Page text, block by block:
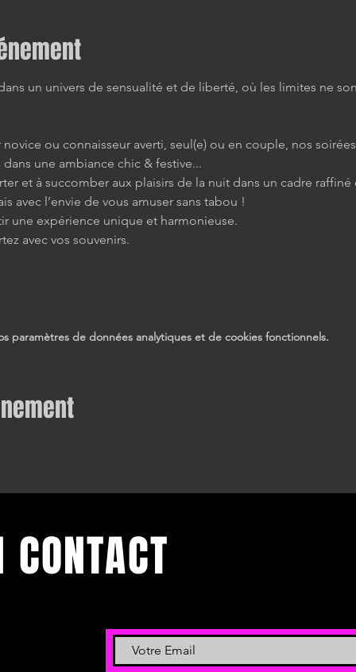
un univers de sensualité et de liberté, où les limites ne
ou connaisseur averti, seul(e) ou en couple, nos
une ambiance chic & festive...
et à succomber aux plaisirs de la nuit dans un cadre raffiné
avec l’envie de vous amuser sans tabou !
une expérience unique et harmonieuse.
avec vos souvenirs.
paramètres de données analytiques et de cookies fonctionnels.
CONTACT